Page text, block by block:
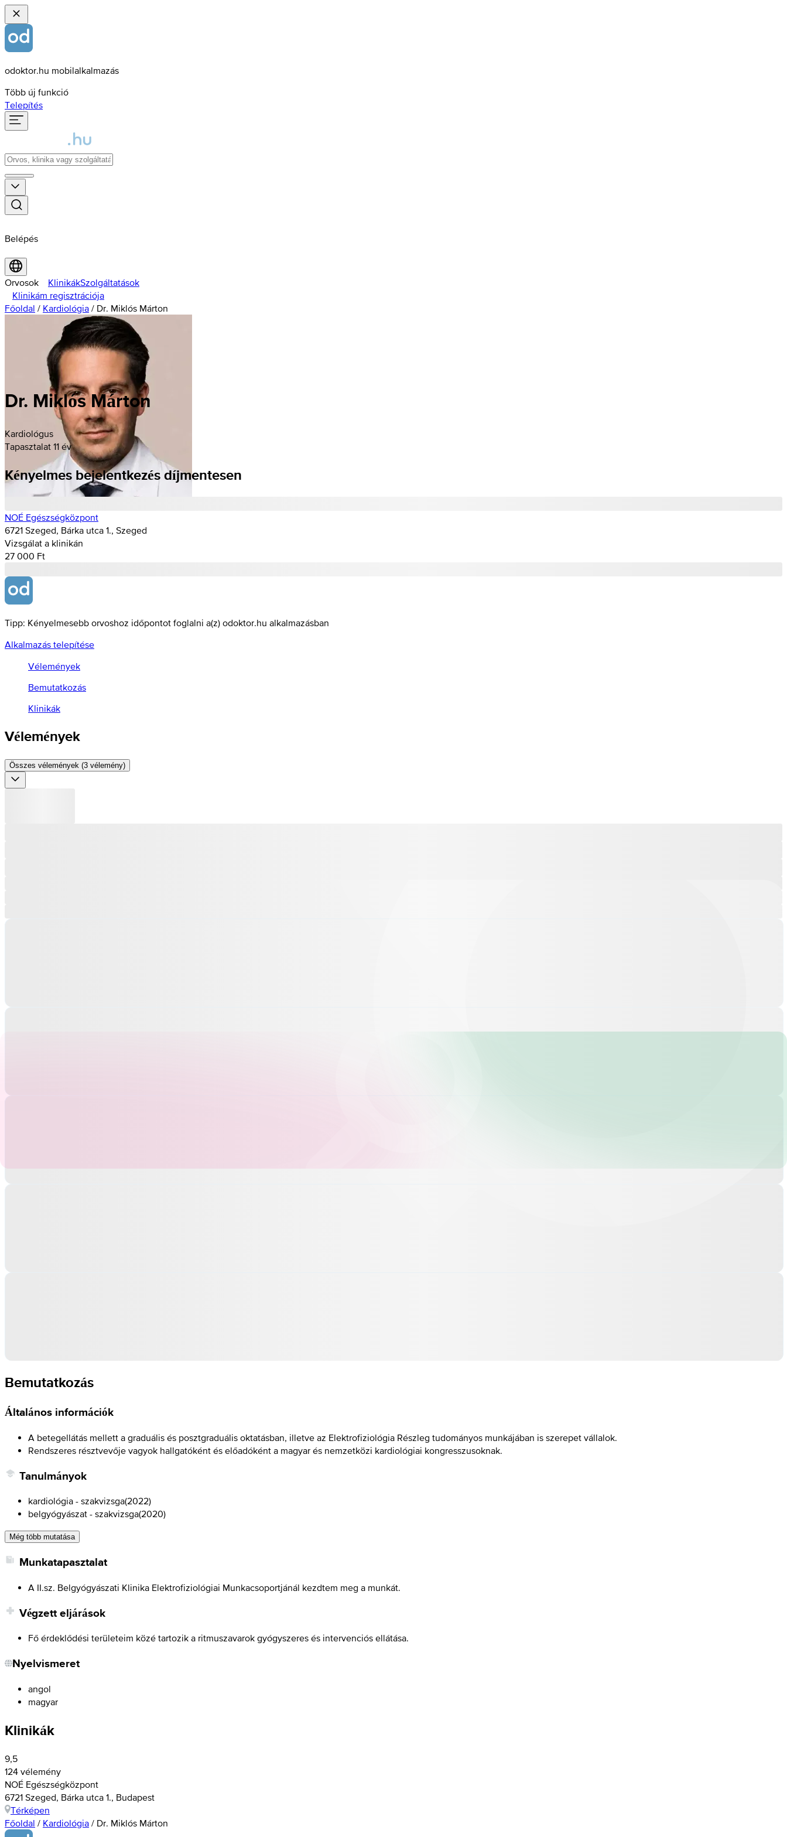
odoktor.hu mobilalkalmazás
Több új funkció
Telepítés
Belépés
Orvosok KlinikákSzolgáltatások
Klinikám regisztrációja
Főoldal / Kardiológia / Dr. Miklós Márton
Dr. Miklós Márton
Kardiológus
Tapasztalat 11 év
Kényelmes bejelentkezés díjmentesen
NOÉ Egészségközpont
6721 Szeged, Bárka utca 1., Szeged
Vizsgálat a klinikán
27 000 Ft
Tipp: Kényelmesebb orvoshoz időpontot foglalni a(z) odoktor.hu alkalmazásban
Alkalmazás telepítése
Vélemények
Bemutatkozás
Klinikák
Vélemények
Összes vélemények (3 vélemény)
Bemutatkozás
Általános információk
A betegellátás mellett a graduális és posztgraduális oktatásban, illetve az Elektrofiziológia Részleg tudományos munkájában is szerepet vállalok.
Rendszeres résztvevője vagyok hallgatóként és előadóként a magyar és nemzetközi kardiológiai kongresszusoknak.
Tanulmányok
kardiológia - szakvizsga(2022)
belgyógyászat - szakvizsga(2020)
Még több mutatása
Munkatapasztalat
A II.sz. Belgyógyászati Klinika Elektrofiziológiai Munkacsoportjánál kezdtem meg a munkát.
Végzett eljárások
Fő érdeklődési területeim közé tartozik a ritmuszavarok gyógyszeres és intervenciós ellátása.
Nyelvismeret
angol
magyar
Klinikák
9,5
124 vélemény
NOÉ Egészségközpont
6721 Szeged, Bárka utca 1., Budapest
Térképen
Főoldal / Kardiológia / Dr. Miklós Márton